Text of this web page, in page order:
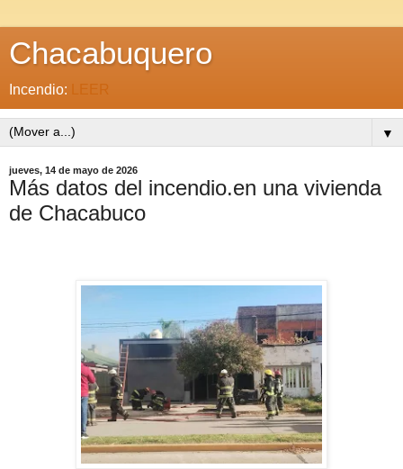
Chacabuquero
Incendio: LEER
▼
jueves, 14 de mayo de 2026
Más datos del incendio.en una vivienda
de Chacabuco